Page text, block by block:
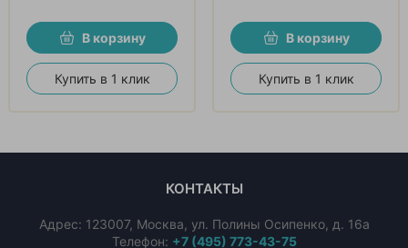
В корзину
Купить в 1 клик
В корзину
Купить в 1 клик
КОНТАКТЫ
Адрес: 123007, Москва, ул. Полины Осипенко, д. 16а
Телефон: +7 (495) 773-43-75